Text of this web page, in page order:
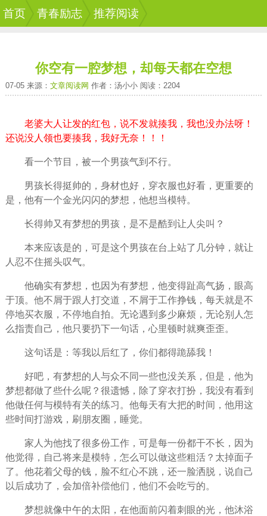
首页 青春励志 推荐阅读
你空有一腔梦想，却每天都在空想
07-05 来源： 文章阅读网 作者：汤小小 阅读：2204
老婆大人让发的红包，说不发就揍我，我也没办法呀！
还说没人领也要揍我，我好无奈！！！
看一个节目，被一个男孩气到不行。
男孩长得挺帅的，身材也好，穿衣服也好看，更重要的
是，他有一个金光闪闪的梦想 ，他想当模特。
长得帅又有梦想的男孩，是不是酷到让人尖叫？
本来应该是的，可是这个男孩在台上站了几分钟，就让
人忍不住摇头叹气。
他确实有梦想，也因为有梦想，他变得趾高气扬，眼高
于顶。他不屑于跟人打交道，不屑于工作挣钱，每天就是不
停地买衣服，不停地自拍。无论遇到多少麻烦，无论别人怎
么指责自己，他只要扔下一句话，心里顿时就爽歪歪。
这句话是：等我以后红了，你们都得跪舔我！
好吧，有梦想的人与众不同一些也没关系，但是，他为
梦想都做了些什么呢？很遗憾，除了穿衣打扮，我没有看到
他做任何与模特有关的练习。他每天有大把的时间 ，他用这
些时间打游戏，刷 朋友圈，睡觉。
家人为他找了很多份工作，可是每一份都干不长，因为
他觉得，自己将来是模特，怎么可以做这些粗活？太掉面子
了。他花着父母的钱，脸不红心不跳，还一脸洒脱，说自己
以后成功了，会加倍补偿他们，他们不会吃亏的。
梦想就像中午的太阳，在他面前闪着刺眼的光，他沐浴